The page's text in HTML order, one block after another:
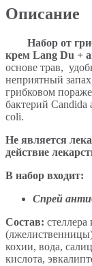
Описание
Набор от
крем Lang Du +
основе трав,
неприятный
грибковом
бактерий Candida
coli.
Не является
действие
В набор входит:
Спрей
Состав: стеллера
кохии, вода,
кислота,